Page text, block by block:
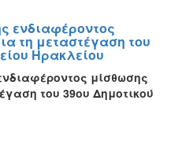
ενδιαφέροντος
τη μεταστέγαση του
Ηρακλείου
μίσθωσης
του 39ου Δημοτικού